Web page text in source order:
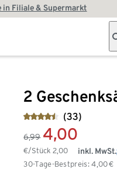
in Filiale & Supermarkt
2
(33)
6,99 4,00
€/Stück2,00
30-Tage-Bestpreis: 4,00€
inkl. MwSt.